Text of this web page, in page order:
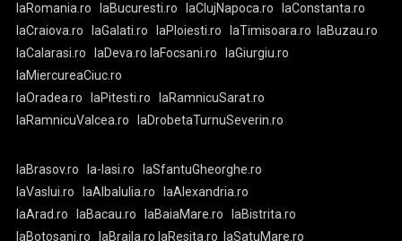
laRomania.ro laBucuresti.ro laClujNapoca.ro
laConstanta.ro
laCraiova.ro
laGalati.ro laPloiesti.ro laTimisoara.ro
laBuzau.ro
laCalarasi.ro
laDeva.ro laFocsani.ro
laGiurgiu.ro
laMiercureaCiuc.ro
laOradea.ro
laPitesti.ro
laRamnicuSarat.ro
laRamnicuValcea.ro
laDrobetaTurnuSeverin.ro
laBrasov.ro la-Iasi.ro
laSfantuGheorghe.ro
laVaslui.ro
laAlbaIulia.ro
laAlexandria.ro
laArad.ro
laBacau.ro laBaiaMare.ro
laBistrita.ro
laBotosani.ro
laBraila.ro laResita.ro laSatuMare.ro